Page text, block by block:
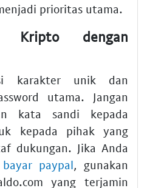
prioritas utama.
Kripto dengan
karakter unik dan
utama. Jangan
kata sandi kepada
kepada pihak yang
dukungan. Jika Anda
paypal, gunakan
yang terjamin